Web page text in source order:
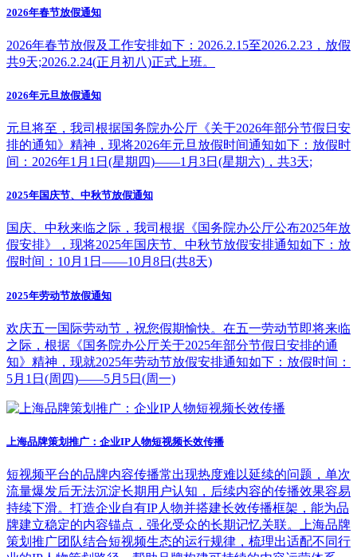
2026年春节放假通知
2026年春节放假及工作安排如下：2026.2.15至2026.2.23，放假
共9天;2026.2.24(正月初八)正式上班。
2026年元旦放假通知
元旦将至，我司根据国务院办公厅《关于2026年部分节假日安
排的通知》精神，现将2026年元旦放假时间通知如下：放假时
间：2026年1月1日(星期四)——1月3日(星期六)，共3天;
2025年国庆节、中秋节放假通知
国庆、中秋来临之际，我司根据《国务院办公厅公布2025年放
假安排》，现将2025年国庆节、中秋节放假安排通知如下：放
假时间：10月1日——10月8日(共8天)
2025年劳动节放假通知
欢庆五一国际劳动节，祝您假期愉快。在五一劳动节即将来临
之际，根据《国务院办公厅关于2025年部分节假日安排的通
知》精神，现就2025年劳动节放假安排通知如下：放假时间：
5月1日(周四)——5月5日(周一)
上海品牌策划推广：企业IP人物短视频长效传播
短视频平台的品牌内容传播常出现热度难以延续的问题，单次
流量爆发后无法沉淀长期用户认知，后续内容的传播效果容易
持续下滑。打造企业自有IP人物并搭建长效传播框架，能为品
牌建立稳定的内容锚点，强化受众的长期记忆关联。上海品牌
策划推广团队结合短视频生态的运行规律，梳理出适配不同行